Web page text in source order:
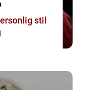
stil